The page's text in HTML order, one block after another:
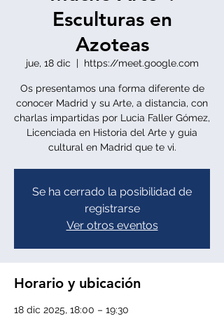
Esculturas en
Azoteas
jue, 18 dic
  |
https://meet.google.com
Os presentamos una forma diferente de
conocer Madrid y su Arte, a distancia, con
charlas impartidas por Lucia Faller Gómez,
Licenciada en Historia del Arte y guia
cultural en Madrid que te vi.
Se ha cerrado la posibilidad de
registrarse
Ver otros eventos
Horario y ubicación
18 dic 2025, 18:00 – 19:30